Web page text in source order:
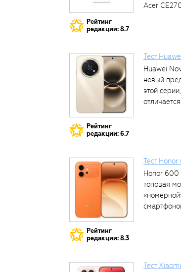
Рейтинг
редакции: 8.7
Acer
Рейтинг
редакции: 6.7
Тест
Huawei
новый
этой
Рейтинг
редакции: 8.3
Тест
Honor 600
топовая
Тест